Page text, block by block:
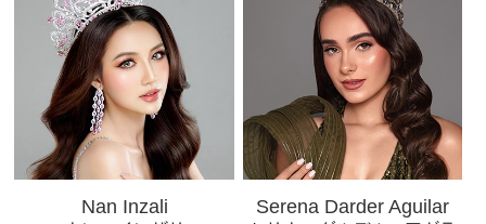
Nan Inzali Serena Darder Aguilar